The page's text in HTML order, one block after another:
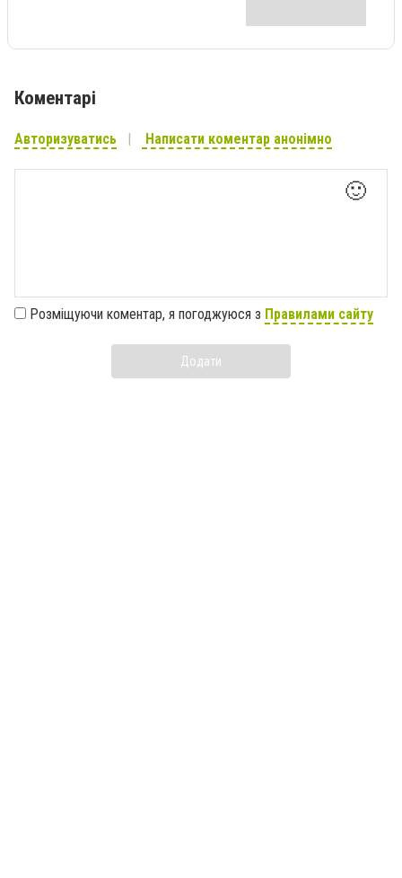
Коментарі
Авторизуватись Написати коментар анонімно
🙂
Розміщуючи коментар, я погоджуюся з Правилами сайту
Додати